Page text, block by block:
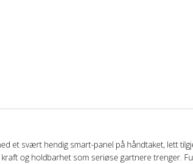
et svært hendig smart-panel på håndtaket, lett
og holdbarhet som seriøse gartnere trenger.